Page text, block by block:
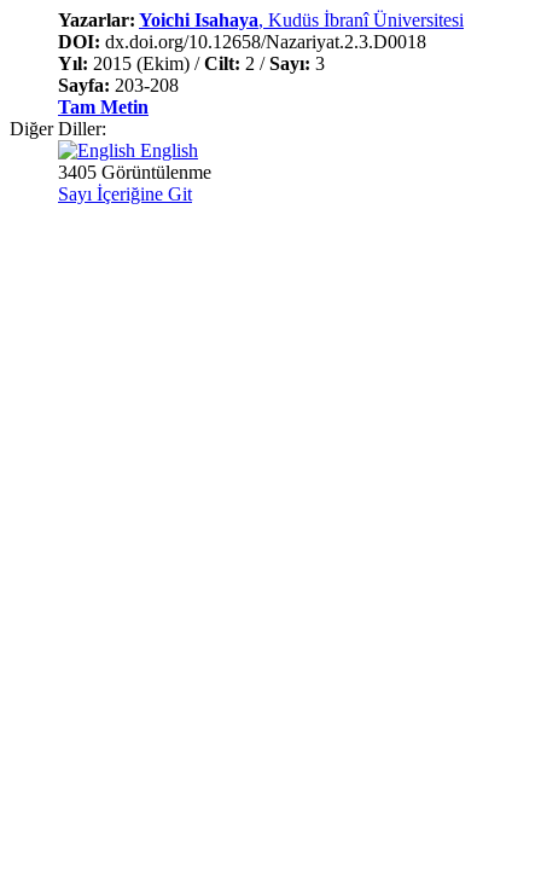
Yazarlar: Yoichi Isahaya, Kudüs İbranî Üniversitesi
DOI: dx.doi.org/10.12658/Nazariyat.2.3.D0018
Yıl: 2015 (Ekim) /Cilt: 2 /Sayı: 3
Sayfa: 203-208
Tam Metin
Diğer Diller:
English
3405 Görüntülenme
Sayı İçeriğine Git